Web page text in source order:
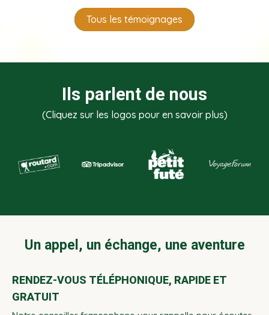
Tous les témoignages
Ils parlent de nous
(Cliquez sur les logos pour en savoir plus)
Un appel, un échange, une aventure
RENDEZ-VOUS TÉLÉPHONIQUE, RAPIDE ET
GRATUIT